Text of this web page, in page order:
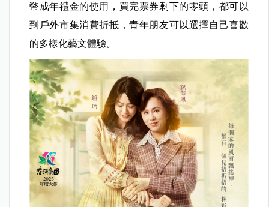
幣成年禮金的使用，買完票券剩下的零頭，都可以
到戶外市集消費折抵，青年朋友可以選擇自己喜歡
的多樣化藝文體驗。